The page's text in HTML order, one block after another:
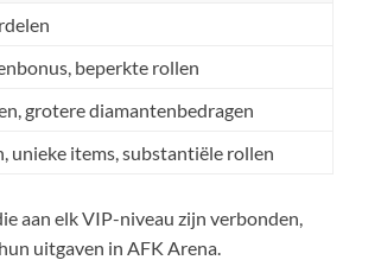
beperkte rollen
grotere diamantenbedragen
unieke items, substantiële rollen
aan elk VIP-niveau zijn verbonden,
uitgaven in AFK Arena.